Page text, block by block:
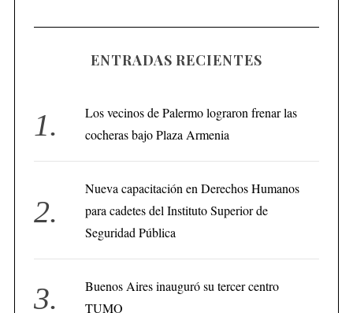
ENTRADAS RECIENTES
Los vecinos de Palermo lograron frenar las
cocheras bajo Plaza Armenia
Nueva capacitación en Derechos Humanos
para cadetes del Instituto Superior de
Seguridad Pública
Buenos Aires inauguró su tercer centro
TUMO